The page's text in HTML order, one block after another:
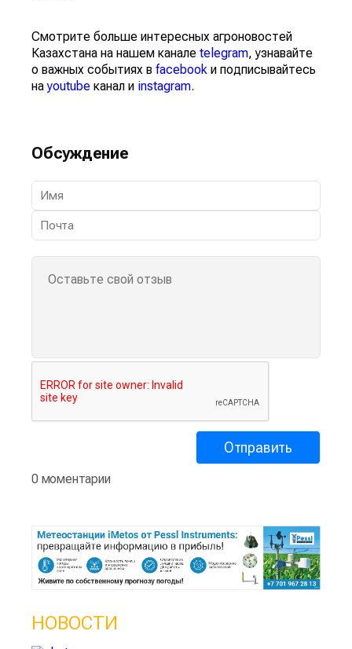
Смотрите больше интересных агроновостей
Казахстана на нашем канале telegram, узнавайте
о важных событиях в facebook и подписывайтесь
наyoutube канал и instagram.
Обсуждение
0 моментарии
НОВОСТИ